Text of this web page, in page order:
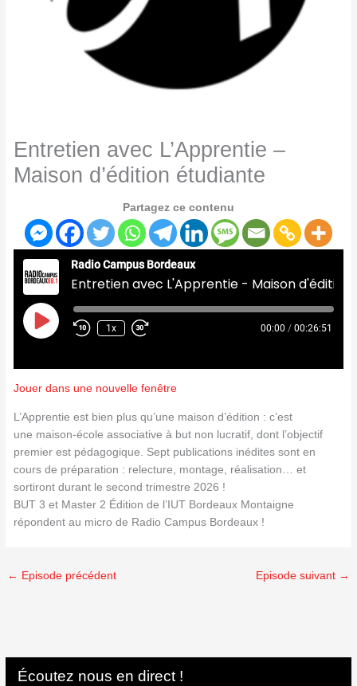
Entretien avec L’Apprentie –
Maison d’édition étudiante
Partagez ce contenu
Radio Campus Bordeaux
Play
Episode
1x 00:00 / 00:26:51
Jouer dans une nouvelle fenêtre
L’Apprentie est bien plus qu’une maison d’édition : c’est
une maison-école associative à but non lucratif, dont l’objectif
premier est pédagogique. Sept publications inédites sont en
cours de préparation : relecture, montage, réalisation… et
sortiront durant le second trimestre 2026 !
BUT 3 et Master 2 Édition de l’IUT Bordeaux Montaigne
répondent au micro de Radio Campus Bordeaux !
← Episode précédent Episode suivant →
Écoutez nous en direct !